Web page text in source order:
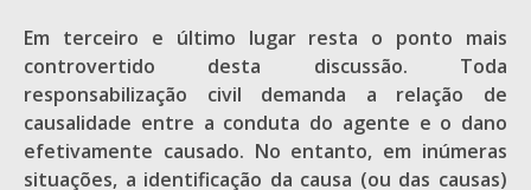
Em terceiro e último lugar resta o ponto mais
controvertido desta discussão. Toda
responsabilização civil demanda a relação de
causalidade entre a conduta do agente e o dano
efetivamente causado. No entanto, em inúmeras
situações, a identificação da causa (ou das causas)